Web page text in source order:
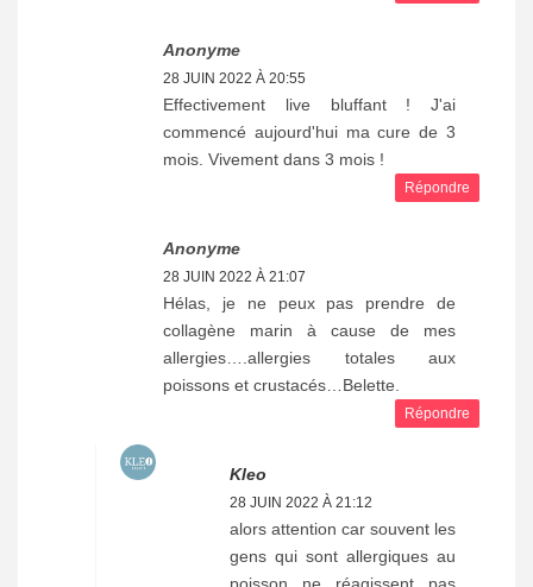
Anonyme
28 JUIN 2022 À 20:55
Effectivement live bluffant ! J'ai
commencé aujourd'hui ma cure de 3
mois. Vivement dans 3 mois !
Répondre
Anonyme
28 JUIN 2022 À 21:07
Hélas, je ne peux pas prendre de
collagène marin à cause de mes
allergies….allergies totales aux
poissons et crustacés…Belette.
Répondre
Kleo
28 JUIN 2022 À 21:12
alors attention car souvent les
gens qui sont allergiques au
poisson ne réagissent pas